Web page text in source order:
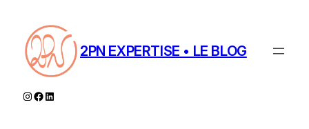
contenu
2PN EXPERTISE • LE BLOG
Instagram
Facebook
LinkedIn